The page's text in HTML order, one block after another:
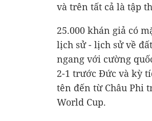
và trên tất cả là tập
25.000 khán giả có
lịch sử - lịch sử về
ngang với cường
2-1 trước Đức và kỳ
tên đến từ Châu Phi
World Cup.